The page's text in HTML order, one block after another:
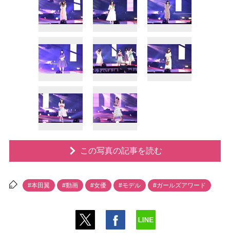
この写真の記事を読む
#本田翼 #動画 #女優 #モデル #ガールズアワード